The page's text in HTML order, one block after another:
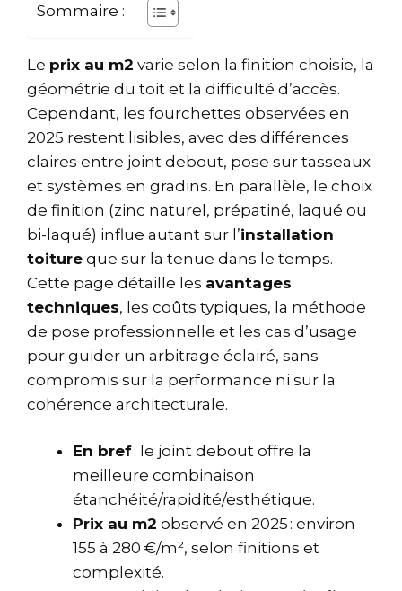
Sommaire :
Le prix au m2 varie selon la finition choisie, la
géométrie du toit et la difficulté d’accès.
Cependant, les fourchettes observées en
2025 restent lisibles, avec des différences
claires entre joint debout, pose sur tasseaux
et systèmes en gradins. En parallèle, le choix
de finition (zinc naturel, prépatiné, laqué ou
bi-laqué) influe autant sur l’installation
toiture que sur la tenue dans le temps.
Cette page détaille les avantages
techniques, les coûts typiques, la méthode
de pose professionnelle et les cas d’usage
pour guider un arbitrage éclairé, sans
compromis sur la performance ni sur la
cohérence architecturale.
En bref: le joint debout offre la
meilleure combinaison
étanchéité/rapidité/esthétique.
Prix au m2 observé en 2025 : environ
155 à 280 €/m², selon finitions et
complexité.